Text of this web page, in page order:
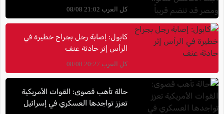
تنضم قريباً
كل العرب 21:02 08/08
كابول: إصابة رجل بجراح خطيرة في
الرأس إثر حادثة عنف
كل العرب 20:27 08/08
حالة تأهب قصوى: القوات الأمريكية
تعزز تواجدها العسكري في إسرائيل